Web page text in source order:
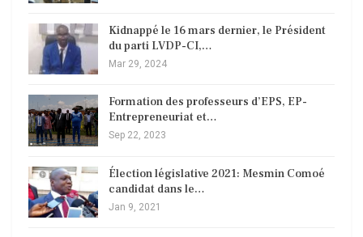
Kidnappé le 16 mars dernier, le Président
du parti LVDP-CI,…
Mar 29, 2024
Formation des professeurs d’EPS, EP-
Entrepreneuriat et…
Sep 22, 2023
Élection législative 2021: Mesmin Comoé
candidat dans le…
Jan 9, 2021